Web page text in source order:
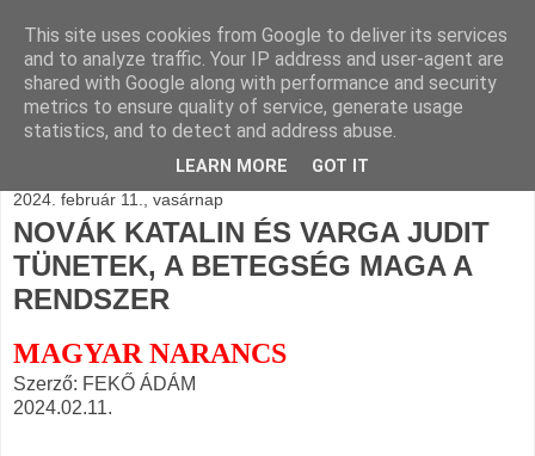
BLOGÁSZAT, napi
blogjava
2024. február 11., vasárnap
NOVÁK KATALIN ÉS VARGA JUDIT
TÜNETEK, A BETEGSÉG MAGA A
RENDSZER
MAGYAR NARANCS
Szerző: FEKŐ ÁDÁM
2024.02.11.
This site uses cookies from Google to deliver its services
and to analyze traffic. Your IP address and user-agent are
shared with Google along with performance and security
metrics to ensure quality of service, generate usage
statistics, and to detect and address abuse.
LEARN MORE GOT IT